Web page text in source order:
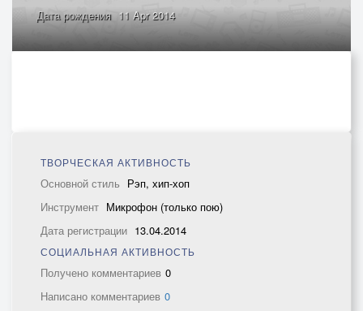
Дата рождения 11 Apr 2014
ТВОРЧЕСКАЯ АКТИВНОСТЬ
Основной стиль Рэп, хип-хоп
Инструмент Микрофон (только пою)
Дата регистрации 13.04.2014
СОЦИАЛЬНАЯ АКТИВНОСТЬ
Получено комментариев 0
Написано комментариев 0